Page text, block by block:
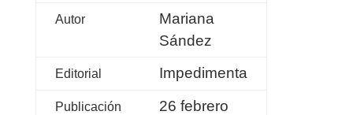
Autor
Mariana
Sández
Editorial Impedimenta
Publicación
26 febrero